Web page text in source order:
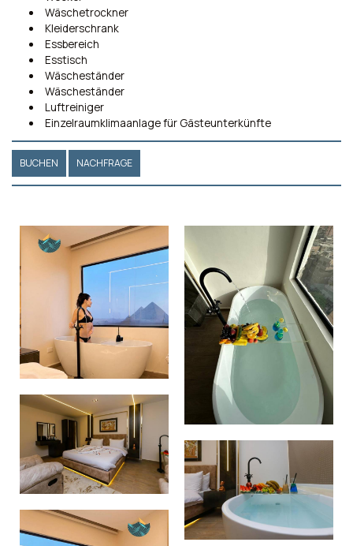
Wäschetrockner
Kleiderschrank
Essbereich
Esstisch
Wäscheständer
Wäscheständer
Luftreiniger
Einzelraumklimaanlage für Gästeunterkünfte
BUCHEN NACHFRAGE